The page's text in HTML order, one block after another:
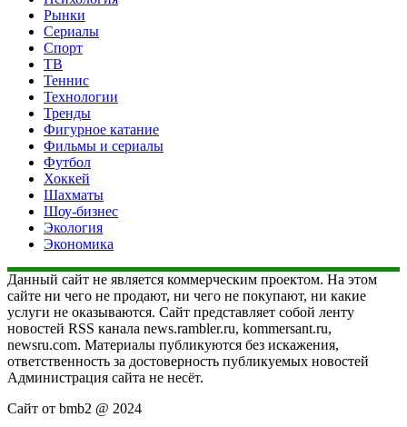
Рынки
Сериалы
Спорт
ТВ
Теннис
Технологии
Тренды
Фигурное катание
Фильмы и сериалы
Футбол
Хоккей
Шахматы
Шоу-бизнес
Экология
Экономика
Данный сайт не является коммерческим проектом. На этом
сайте ни чего не продают, ни чего не покупают, ни какие
услуги не оказываются. Сайт представляет собой ленту
новостей RSS канала news.rambler.ru, kommersant.ru,
newsru.com. Материалы публикуются без искажения,
ответственность за достоверность публикуемых новостей
Администрация сайта не несёт.
Сайт от bmb2 @ 2024